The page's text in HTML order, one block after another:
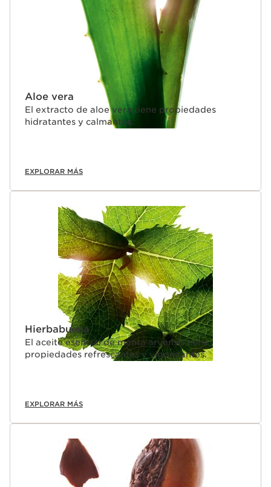
Aloe vera
El extracto de aloe vera tiene propiedades
hidratantes y calmantes.
EXPLORAR MÁS
Hierbabuena
El aceite esencial de menta arvensis tiene
propiedades refrescantes y vigorizantes.
EXPLORAR MÁS